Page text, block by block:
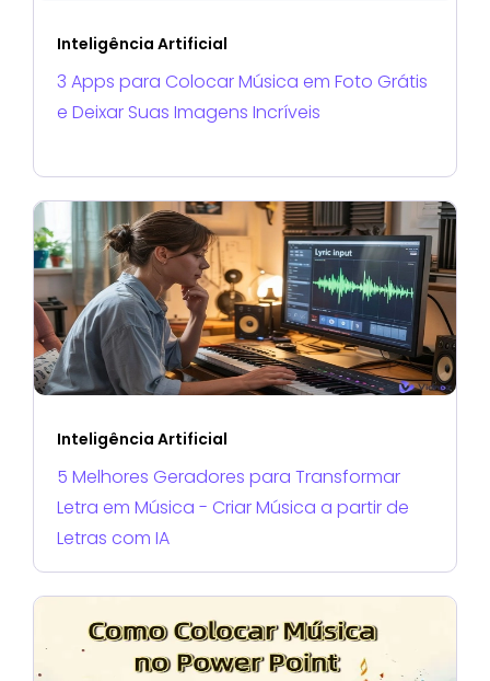
Inteligência Artificial
3 Apps para Colocar Música em Foto Grátis
e Deixar Suas Imagens Incríveis
Inteligência Artificial
5 Melhores Geradores para Transformar
Letra em Música - Criar Música a partir de
Letras com IA